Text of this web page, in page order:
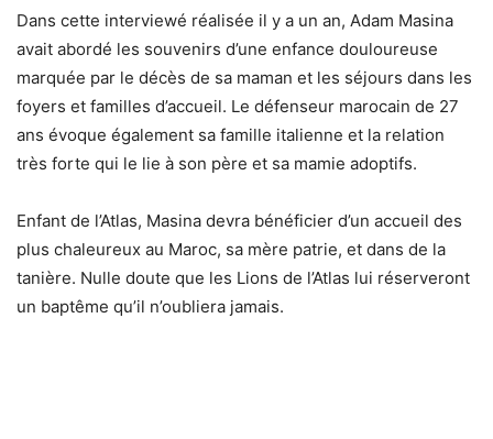
Dans cette interviewé réalisée il y a un an, Adam Masina
avait abordé les souvenirs d’une enfance douloureuse
marquée par le décès de sa maman et les séjours dans les
foyers et familles d’accueil. Le défenseur marocain de 27
ans évoque également sa famille italienne et la relation
très forte qui le lie à son père et sa mamie adoptifs.
Enfant de l’Atlas, Masina devra bénéficier d’un accueil des
plus chaleureux au Maroc, sa mère patrie, et dans de la
tanière. Nulle doute que les Lions de l’Atlas lui réserveront
un baptême qu’il n’oubliera jamais.